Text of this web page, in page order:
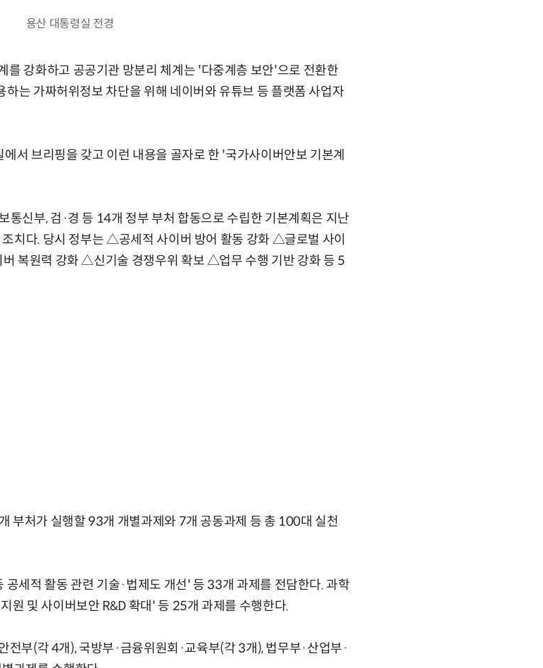
용산 대통령실 전경
를 강화하고 공공기관 망분리 체계는 '다중계층 보안'으로 전환한
는 가짜허위정보 차단을 위해 네이버와 유튜브 등 플랫폼 사업자
서 브리핑을 갖고 이런 내용을 골자로 한 '국가사이버안보 기본계
통신부, 검·경 등 14개 정부 부처 합동으로 수립한 기본계획은 지난
치다. 당시 정부는 △공세적 사이버 방어 활동 강화 △글로벌 사이
복원력 강화 △신기술 경쟁우위 확보 △업무 수행 기반 강화 등 5
부처가 실행할 93개 개별과제와 7개 공동과제 등 총 100대 실천
세적 활동 관련 기술·법제도 개선' 등 33개 과제를 전담한다. 과학
원 및 사이버보안 R&D 확대' 등 25개 과제를 수행한다.
전부(각 4개), 국방부·금융위원회·교육부(각 3개), 법무부·산업부·